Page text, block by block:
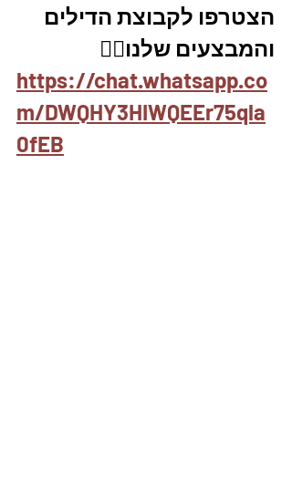
הצטרפו לקבוצת הדילים
והמבצעים שלנו👇🏽
https://chat.whatsapp.co
m/DWQHY3HIWQEEr75qla
0fEB